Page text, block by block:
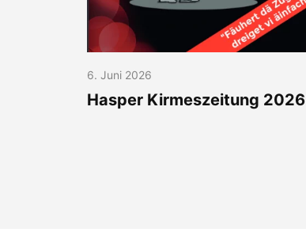
6. Juni 2026
Hasper Kirmeszeitung 2026